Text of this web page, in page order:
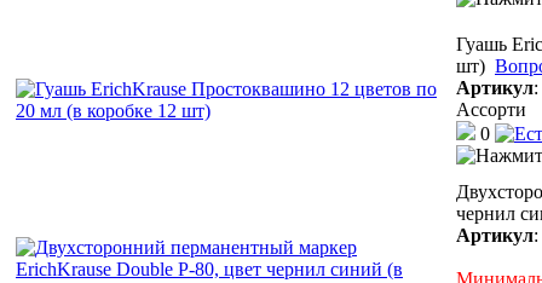
Гуашь
шт)
Артикул:
Ассорти
0
чернил
Артикул: